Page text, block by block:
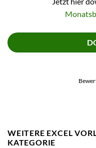
WEITERE EXCEL
KATEGORIE